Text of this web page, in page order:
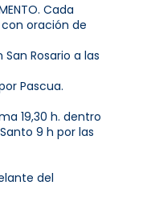
Cada
oración de
Rosario a las
Pascua.
19,30 h. dentro
9 h por las
del